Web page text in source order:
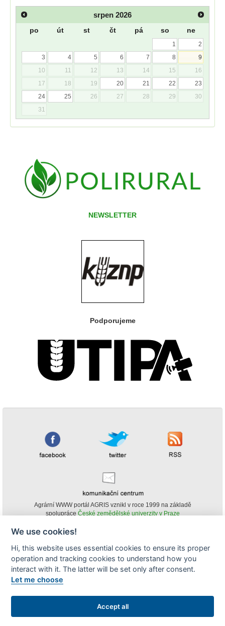
srpen 2026
po út st čt pá so ne
1
2
3
4 5 6 7 8
9
10
11 12 13 14 15
16
17
18 19 20 21 22
23
24
25 26 27 28 29
30
31
NEWSLETTER
Podporujeme
Agrární WWW portál AGRIS vznikl v roce 1999 na základě
spolupráce České zemědělské univerzity v Praze
obsahu agrárního WWW portálu AGRIS je možné
(pokud není uvedeno jinak) pouze za podmínky uvedení zdroje v podobě
www.agris.cz a data publikace v AGRISu.
We use cookies!
Hi, this website uses essential cookies to ensure its proper
operation and tracking cookies to understand how you
interact with it. The latter will be set only after consent.
Let me choose
Accept all